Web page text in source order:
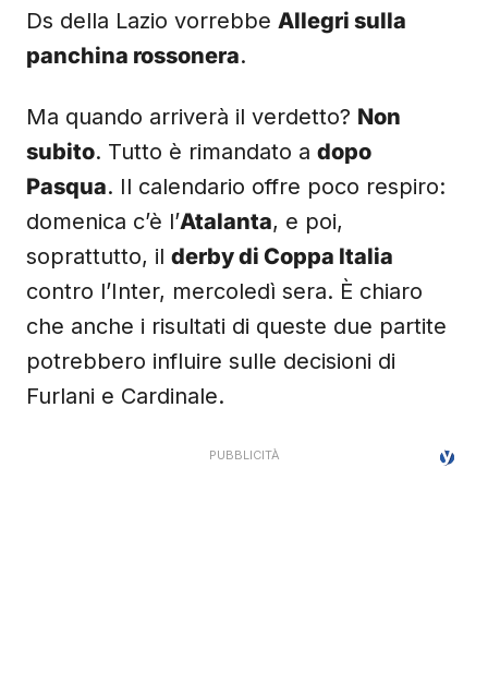
Ds della Lazio vorrebbe Allegri sulla
panchina rossonera.
Ma quando arriverà il verdetto? Non
subito. Tutto è rimandato a dopo
Pasqua. Il calendario offre poco respiro:
domenica c’è l’Atalanta, e poi,
soprattutto, il derby di Coppa Italia
contro l’Inter, mercoledì sera. È chiaro
che anche i risultati di queste due partite
potrebbero influire sulle decisioni di
Furlani e Cardinale.